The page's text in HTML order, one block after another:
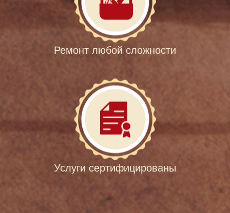
Ремонт любой сложности
Услуги сертифицированы